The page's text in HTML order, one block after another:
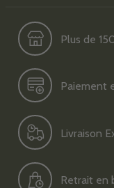
Plus de
Paiement
Livraison
Retrait en